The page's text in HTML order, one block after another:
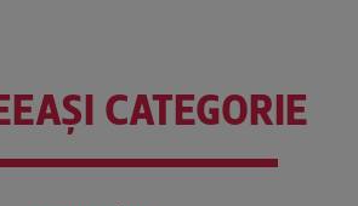
CATEGORIE